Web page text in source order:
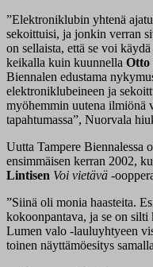
”Elektroniklubin yhtenä
sekoittuisi, ja jonkin verran
on sellaista, että se voi
keikalla kuin kuunnella Otto
Biennalen edustama
elektroniklubeineen ja
myöhemmin uutena ilmiönä
tapahtumassa”, Nuorvala
Uutta Tampere Biennalessa
ensimmäisen kerran 2002,
Lintisen Voi vietävä -
”Siinä oli monia haasteita.
kokoonpantava, ja se on silti
Lumen valo -lauluyhtyeen
toinen näyttämöesitys